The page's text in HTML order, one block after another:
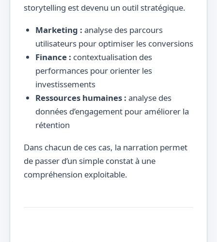
storytelling est devenu un outil stratégique.
Marketing : analyse des parcours
utilisateurs pour optimiser les conversions
Finance : contextualisation des
performances pour orienter les
investissements
Ressources humaines : analyse des
données d’engagement pour améliorer la
rétention
Dans chacun de ces cas, la narration permet
de passer d’un simple constat à une
compréhension exploitable.